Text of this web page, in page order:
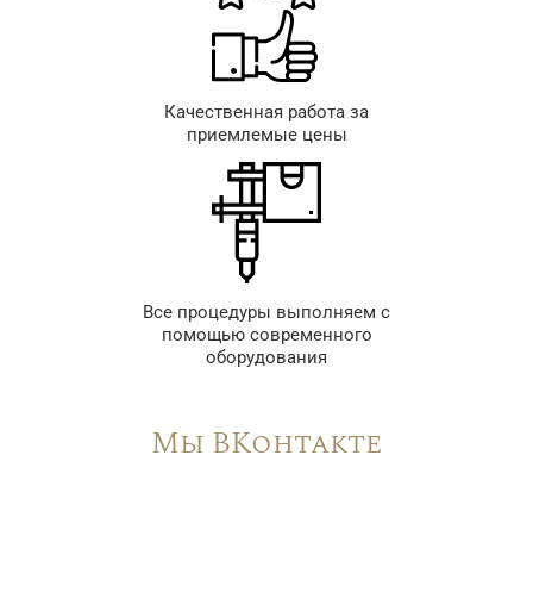
Качественная работа за
приемлемые цены
Все процедуры выполняем с
помощью современного
оборудования
Мы ВКонтакте